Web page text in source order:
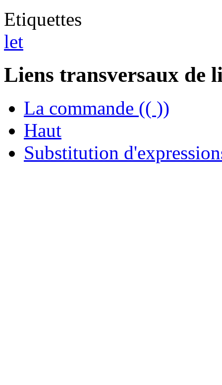
Etiquettes
let
Liens transversaux de
La commande (( ))
Haut
Substitution